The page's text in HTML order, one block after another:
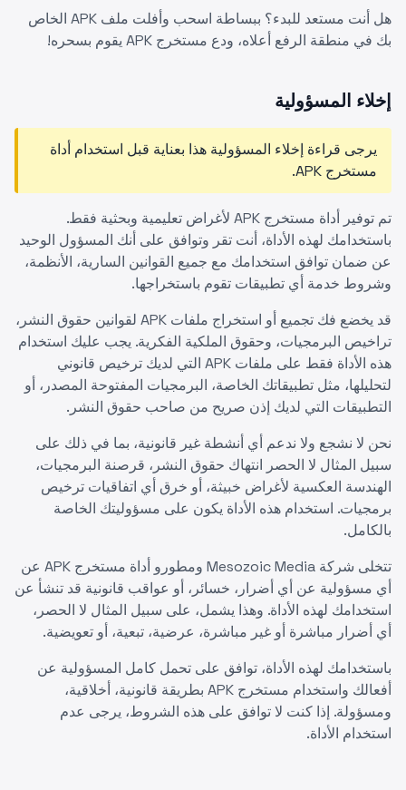
هل أنت مستعد للبدء؟ ببساطة اسحب وأفلت ملف APK الخاص
بك في منطقة الرفع أعلاه، ودع مستخرج APK يقوم بسحره!
إخلاء المسؤولية
يرجى قراءة إخلاء المسؤولية هذا بعناية قبل استخدام أداة
مستخرج APK.
تم توفير أداة مستخرج APK لأغراض تعليمية وبحثية فقط.
باستخدامك لهذه الأداة، أنت تقر وتوافق على أنك المسؤول الوحيد
عن ضمان توافق استخدامك مع جميع القوانين السارية، الأنظمة،
وشروط خدمة أي تطبيقات تقوم باستخراجها.
قد يخضع فك تجميع أو استخراج ملفات APK لقوانين حقوق النشر،
تراخيص البرمجيات، وحقوق الملكية الفكرية. يجب عليك استخدام
هذه الأداة فقط على ملفات APK التي لديك ترخيص قانوني
لتحليلها، مثل تطبيقاتك الخاصة، البرمجيات المفتوحة المصدر، أو
التطبيقات التي لديك إذن صريح من صاحب حقوق النشر.
نحن لا نشجع ولا ندعم أي أنشطة غير قانونية، بما في ذلك على
سبيل المثال لا الحصر انتهاك حقوق النشر، قرصنة البرمجيات،
الهندسة العكسية لأغراض خبيثة، أو خرق أي اتفاقيات ترخيص
برمجيات. استخدام هذه الأداة يكون على مسؤوليتك الخاصة
بالكامل.
تتخلى شركة Mesozoic Media ومطورو أداة مستخرج APK عن
أي مسؤولية عن أي أضرار، خسائر، أو عواقب قانونية قد تنشأ عن
استخدامك لهذه الأداة. وهذا يشمل، على سبيل المثال لا الحصر،
أي أضرار مباشرة أو غير مباشرة، عرضية، تبعية، أو تعويضية.
باستخدامك لهذه الأداة، توافق على تحمل كامل المسؤولية عن
أفعالك واستخدام مستخرج APK بطريقة قانونية، أخلاقية،
ومسؤولة. إذا كنت لا توافق على هذه الشروط، يرجى عدم
استخدام الأداة.